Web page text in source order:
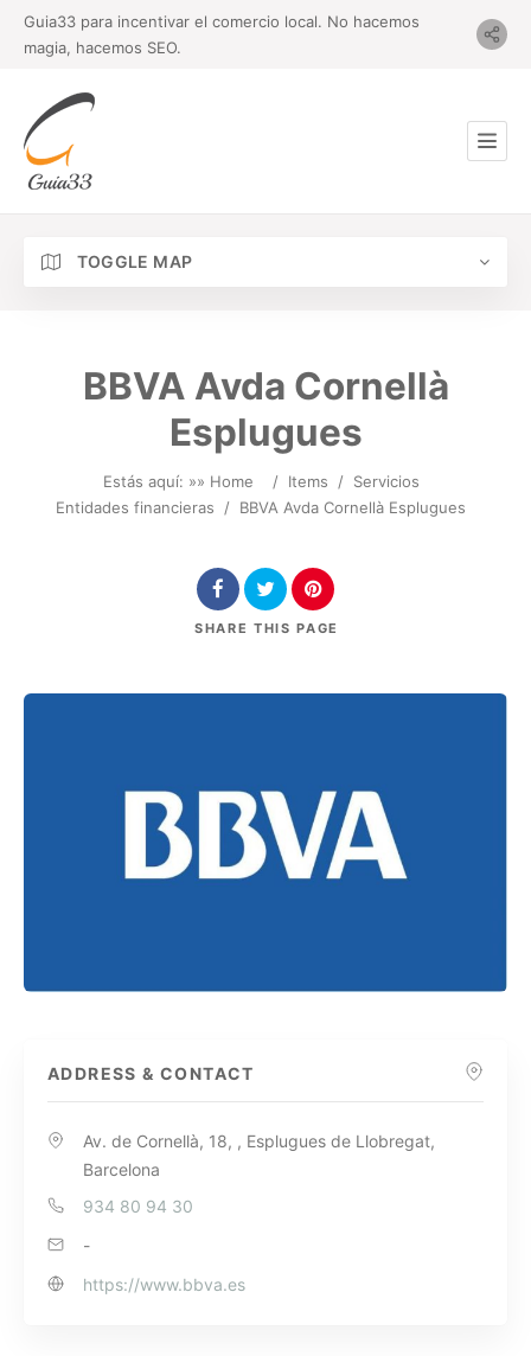
Guia33 para incentivar el comercio local. No hacemos
magia, hacemos SEO.
TOGGLE MAP
BBVA Avda Cornellà
Esplugues
Estás aquí: »» Home / Items / Servicios
Entidades financieras
/ BBVA Avda Cornellà Esplugues
SHARE THIS PAGE
ADDRESS & CONTACT
Av. de Cornellà, 18, , Esplugues de Llobregat,
Barcelona
934 80 94 30
-
https://www.bbva.es